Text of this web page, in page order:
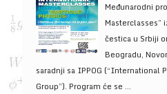
Međunarodni
čestica u Srbiji
Beogradu,
saradnji sa IPPOG (“International
Group”). Program će se ...